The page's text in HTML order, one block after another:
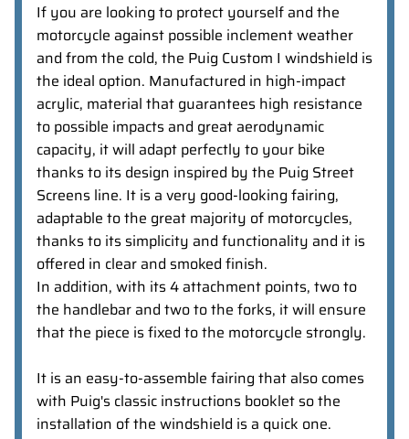
If you are looking to protect yourself and the
motorcycle against possible inclement weather
and from the cold, the Puig Custom I windshield is
the ideal option. Manufactured in high-impact
acrylic, material that guarantees high resistance
to possible impacts and great aerodynamic
capacity, it will adapt perfectly to your bike
thanks to its design inspired by the Puig Street
Screens line. It is a very good-looking fairing,
adaptable to the great majority of motorcycles,
thanks to its simplicity and functionality and it is
offered in clear and smoked finish.
In addition, with its 4 attachment points, two to
the handlebar and two to the forks, it will ensure
that the piece is fixed to the motorcycle strongly.
It is an easy-to-assemble fairing that also comes
with Puig's classic instructions booklet so the
installation of the windshield is a quick one.